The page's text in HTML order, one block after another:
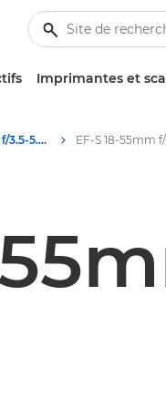
Imprimantes et
Canon EF-S 18-55mm f/3.5-5.6 IS II - Lenses - Camera & Photo lenses EF-S 18-55mm